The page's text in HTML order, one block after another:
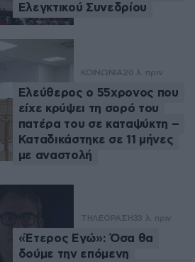
Ελεγκτικού Συνεδρίου
ΚΟΙΝΩΝΙΑ 20 λ. πριν
Ελεύθερος ο 55χρονος που
είχε κρύψει τη σορό του
πατέρα του σε καταψύκτη –
Καταδικάστηκε σε 11 μήνες
με αναστολή
ΤΗΛΕΟΡΑΣΗ33 λ. πριν
«Έτερος Εγώ»: Όσα θα
δούμε την επόμενη